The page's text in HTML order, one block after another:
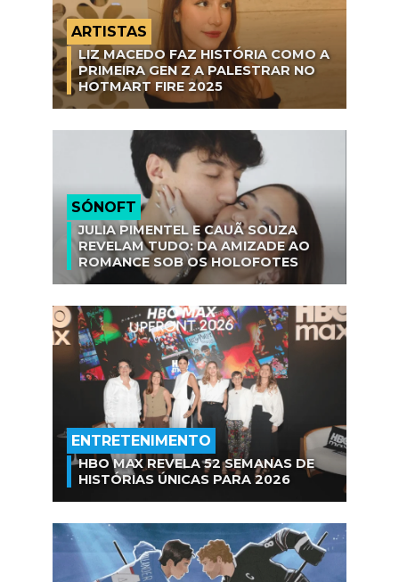
ARTISTAS
LIZ MACEDO FAZ HISTÓRIA COMO A
PRIMEIRA GEN Z A PALESTRAR NO
HOTMART FIRE 2025
SÓNOFT
JULIA PIMENTEL E CAUÃ SOUZA
REVELAM TUDO: DA AMIZADE AO
ROMANCE SOB OS HOLOFOTES
ENTRETENIMENTO
HBO MAX REVELA 52 SEMANAS DE
HISTÓRIAS ÚNICAS PARA 2026